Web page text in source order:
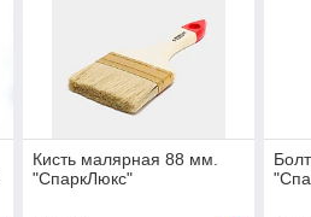
Кисть малярная 88 мм.
"СпаркЛюкс"